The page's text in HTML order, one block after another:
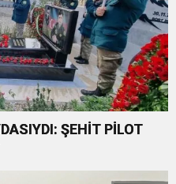
ŞEHİT PİLOT